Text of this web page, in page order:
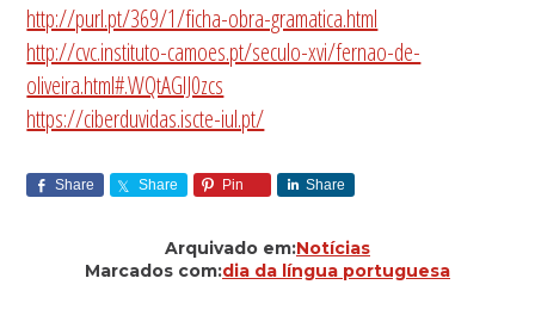
http://purl.pt/369/1/ficha-obra-gramatica.html
http://cvc.instituto-camoes.pt/seculo-xvi/fernao-de-
oliveira.html#.WQtAGlJ0zcs
https://ciberduvidas.iscte-iul.pt/
Share Share Pin Share
Arquivado em:Notícias
Marcados com:dia da língua portuguesa